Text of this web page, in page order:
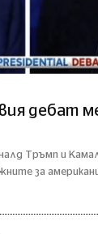
дебат
Тръмп и
за